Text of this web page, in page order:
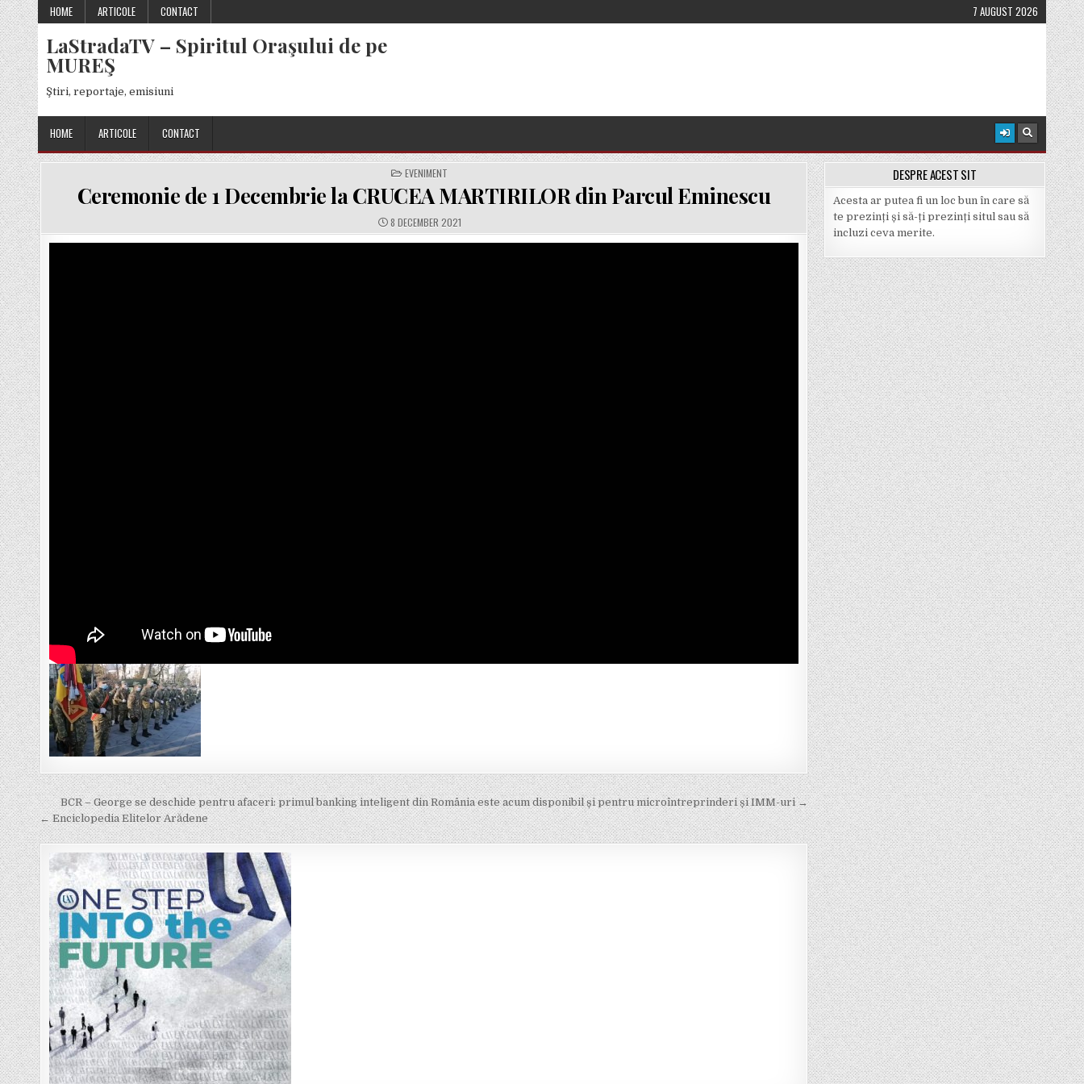
Skip
to
content
HOME ARTICOLE CONTACT 7 AUGUST 2026
LaStradaTV – Spiritul Oraşului de pe
MUREŞ
Ştiri, reportaje, emisiuni
HOME ARTICOLE CONTACT
POSTED
IN
EVENIMENT
Ceremonie de 1 Decembrie la CRUCEA MARTIRILOR din Parcul Eminescu
PUBLISHED
DATE:
8 DECEMBER 2021
Post
navigation
BCR – George se deschide pentru afaceri: primul banking inteligent din România este acum disponibil și pentru microîntreprinderi și IMM-uri →
← Enciclopedia Elitelor Arădene
DESPRE ACEST SIT
Acesta ar putea fi un loc bun în care să
te prezinți și să-ți prezinți situl sau să
incluzi ceva merite.